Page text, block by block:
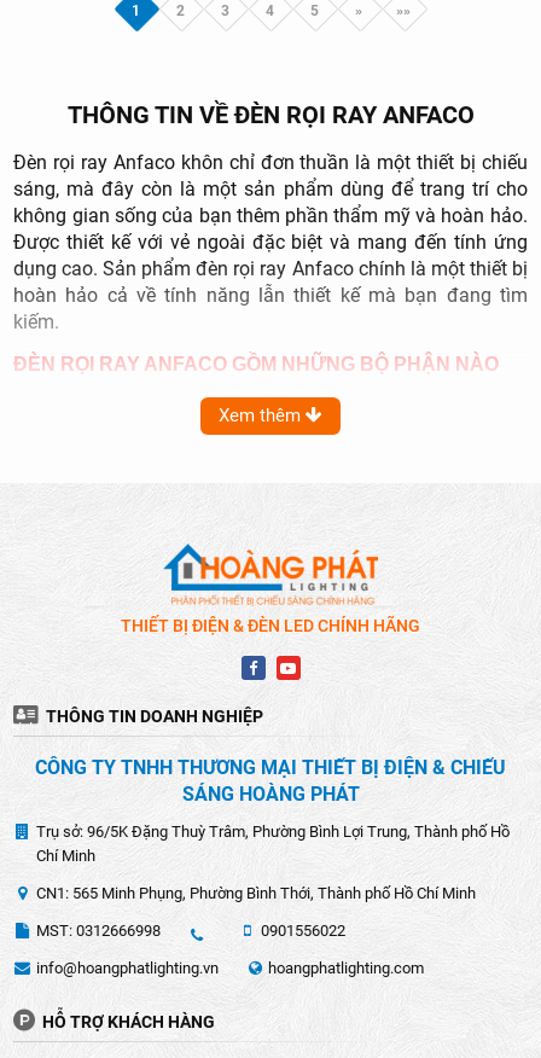
1 2 3 4 5 » »»
THÔNG TIN VỀ ĐÈN RỌI RAY ANFACO
Đèn rọi ray Anfaco khôn chỉ đơn thuần là một thiết bị chiếu
sáng, mà đây còn là một sản phẩm dùng để trang trí cho
không gian sống của bạn thêm phần thẩm mỹ và hoàn hảo.
Được thiết kế với vẻ ngoài đặc biệt và mang đến tính ứng
dụng cao. Sản phẩm đèn rọi ray Anfaco chính là một thiết bị
hoàn hảo cả về tính năng lẫn thiết kế mà bạn đang tìm
kiếm.
ĐÈN RỌI RAY ANFACO GỒM NHỮNG BỘ PHẬN NÀO
Thân đèn của sản phẩm Anfaco được tạo thành
từ hợp kim cao cấp, sau đó được phủ lớp sơn tĩnh điện, tạo
thân đèn được thiết kế thông minh, giúp dễ dàng lắp đèn
bảo bảo vệ tốt cho những linh kiện bên trong đèn.
Chip LED, là trái tim của mọi đèn rọi ray, luôn
được sản xuất và cải tiến với sự quan tâm đặc biệt. Điều
này đảm bảo ánh sáng mạnh mẽ, ổn định và liên tục, cung
cấp hiệu suất tốt nhất cho đèn.
Xem thêm
THIẾT BỊ ĐIỆN & ĐÈN LED CHÍNH HÃNG
THÔNG TIN DOANH NGHIỆP
CÔNG TY TNHH THƯƠNG MẠI THIẾT BỊ ĐIỆN & CHIẾU
SÁNG HOÀNG PHÁT
Trụ sở: 96/5K Đặng Thuỳ Trâm, Phường Bình Lợi Trung, Thành phố Hồ
Chí Minh
CN1: 565 Minh Phụng, Phường Bình Thới, Thành phố Hồ Chí Minh
MST: 0312666998 0901556022
info@hoangphatlighting.vn hoangphatlighting.com
HỖ TRỢ KHÁCH HÀNG